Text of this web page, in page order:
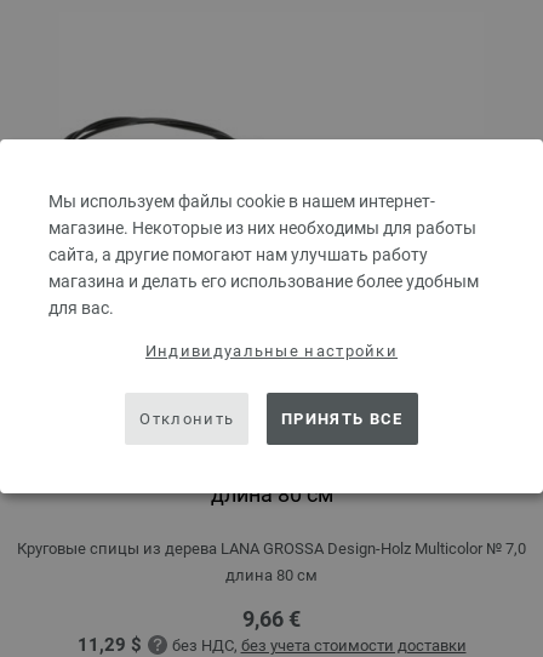
Мы используем файлы cookie в нашем интернет-
магазине. Некоторые из них необходимы для работы
сайта, а другие помогают нам улучшать работу
магазина и делать его использование более удобным
для вас.
Индивидуальные настройки
Отклонить ПРИНЯТЬ ВСЕ
длина 80 см
Круговые спицы из дерева LANA GROSSA Design-Holz Multicolor № 7,0
длина 80 см
9,66 €
11,29 $ без НДС, без учета стоимости доставки